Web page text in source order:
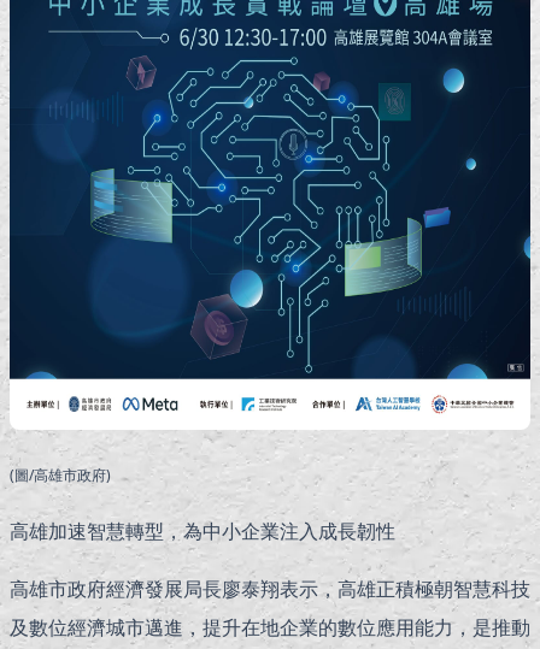
(圖/高雄市政府)
高雄加速智慧轉型，為中小企業注入成長韌性
高雄市政府經濟發展局長廖泰翔表示，高雄正積極朝智慧科技
及數位經濟城市邁進，提升在地企業的數位應用能力，是推動